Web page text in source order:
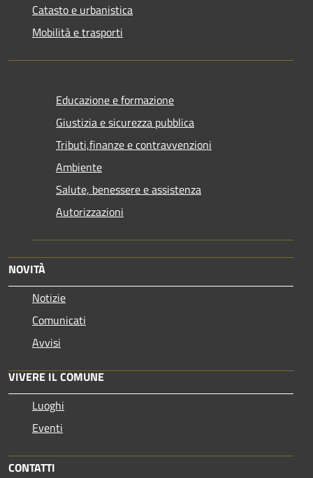
Catasto e urbanistica
Mobilità e trasporti
Educazione e formazione
Giustizia e sicurezza pubblica
Tributi,finanze e contravvenzioni
Ambiente
Salute, benessere e assistenza
Autorizzazioni
NOVITÀ
Notizie
Comunicati
Avvisi
VIVERE IL COMUNE
Luoghi
Eventi
CONTATTI